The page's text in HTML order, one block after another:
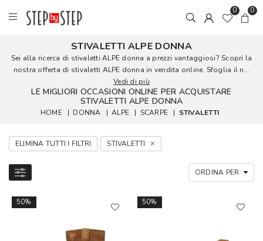
0 0
STIVALETTI ALPE DONNA
Sei alla ricerca di stivaletti ALPE donna a prezzi vantaggiosi? Scopri la
nostra offerta di stivaletti ALPE donna in vendita online. Sfoglia il n...
Vedi di più
LE MIGLIORI OCCASIONI ONLINE PER ACQUISTARE
STIVALETTI ALPE DONNA
HOME | DONNA | ALPE | SCARPE | STIVALETTI
ELIMINA TUTTI I FILTRI STIVALETTI
50% 50%